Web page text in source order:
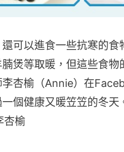
可以進食一些抗寒的食
煲等取暖，但這些食物
杏榆（Annie）在
個健康又暖笠笠的冬天
杏榆